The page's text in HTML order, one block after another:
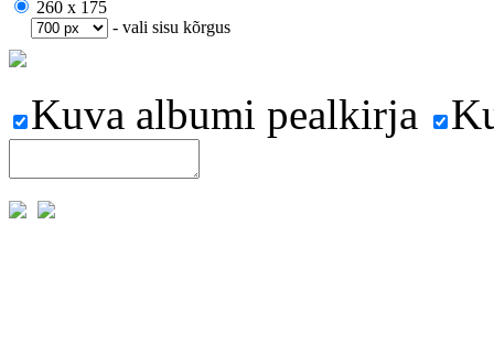
260 x 175
- vali sisu kõrgus
Kuva albumi pealkirja